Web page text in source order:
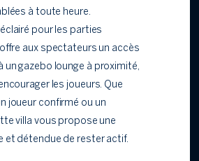
à toute heure.
pour les parties
aux spectateurs un accès
un gazebo lounge à proximité,
les joueurs. Que
joueur confirmé ou un
villa vous propose une
et détendue de rester actif.